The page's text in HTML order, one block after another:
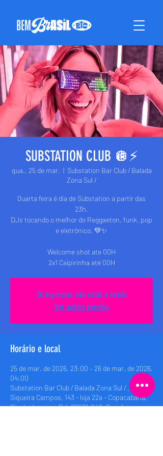
SUBSTATION CLUB 🪩⚡️
qua., 25 de mar.
  |
Substation Bar Club / Balada
Zona Sul /
Quarta feira é dia de Substation a partir das
23h.
DJs tocando o melhor do Reggaeton, funk, pop
e eletrônico. 💚✨
Welcome shot ate 00H
2x1 Caipirinha até 00H
Os ingressos não estão à venda
Ver outros eventos
Horário e local
25 de mar. de 2026, 23:00 – 26 de mar. de 2026,
04:00
Substation Bar Club / Balada Zona Sul / , Rua
Siqueira Campos, 143 - loja 22a - Copacabana,
Rio de Janeiro - RJ, 22021-040, Brasil